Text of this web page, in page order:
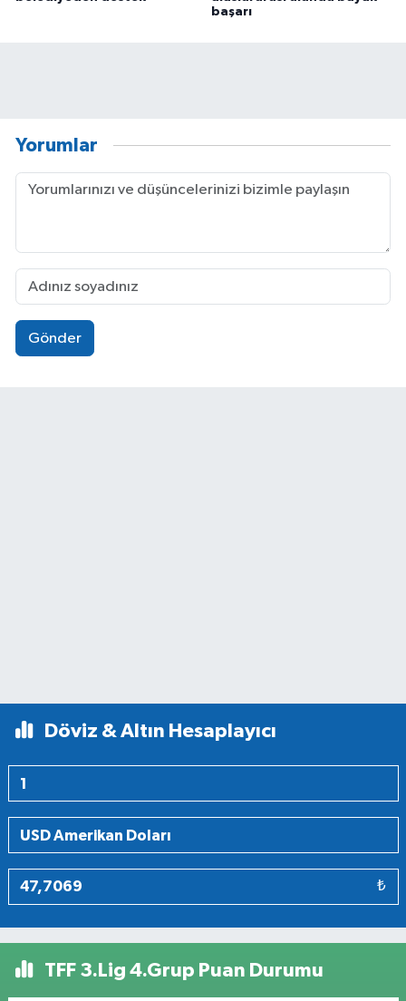
başarı
Yorumlar
Gönder
Döviz & Altın Hesaplayıcı
₺
TFF 3.Lig 4.Grup Puan Durumu